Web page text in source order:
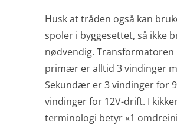
Husk at tråden også kan
spoler i byggesettet, så ikke
nødvendig. Transformatoren
primær er alltid 3 vindinger
Sekundær er 3 vindinger for
vindinger for 12V-drift. I
terminologi betyr «1